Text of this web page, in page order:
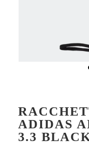
ADIDAS
3.3